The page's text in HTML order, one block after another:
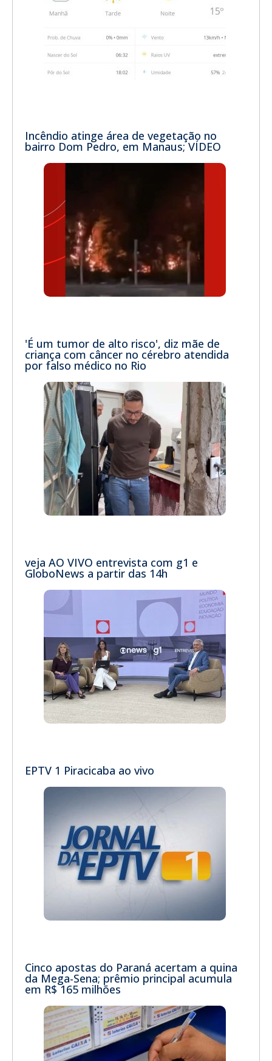
Incêndio atinge área de vegetação no
bairro Dom Pedro, em Manaus; VÍDEO
'É um tumor de alto risco', diz mãe de
criança com câncer no cérebro atendida
por falso médico no Rio
veja AO VIVO entrevista com g1 e
GloboNews a partir das 14h
EPTV 1 Piracicaba ao vivo
Cinco apostas do Paraná acertam a quina
da Mega-Sena; prêmio principal acumula
em R$ 165 milhões